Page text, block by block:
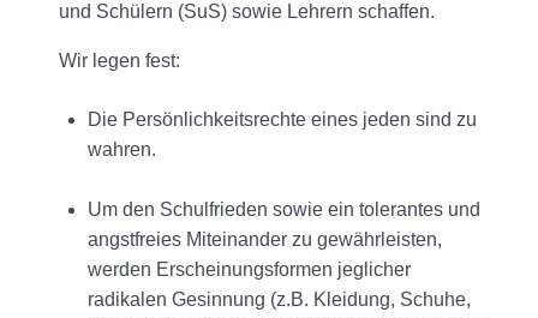
und Schülern (SuS) sowie Lehrern schaffen.
Wir legen fest:
Die Persönlichkeitsrechte eines jeden sind zu
wahren.
Um den Schulfrieden sowie ein tolerantes und
angstfreies Miteinander zu gewährleisten,
werden Erscheinungsformen jeglicher
radikalen Gesinnung (z.B. Kleidung, Schuhe,